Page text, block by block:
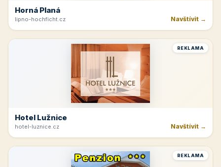
Horná Planá
lipno-hochficht.cz Navštívit →
REKLAMA
Hotel Lužnice
hotel-luznice.cz Navštívit →
REKLAMA